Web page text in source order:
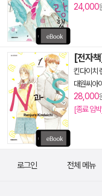
24,000
[전자
킨다이치
대원씨아이
28,000
[종료 임
로그인 전체 메뉴